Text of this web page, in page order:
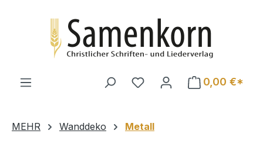
0,00 €*
MEHR Wanddeko Metall